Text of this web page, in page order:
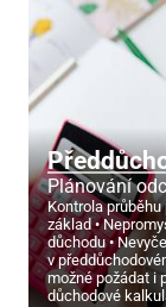
Plánování
Kontrola
základ
důchodu
v
možné požádat i
důchodové